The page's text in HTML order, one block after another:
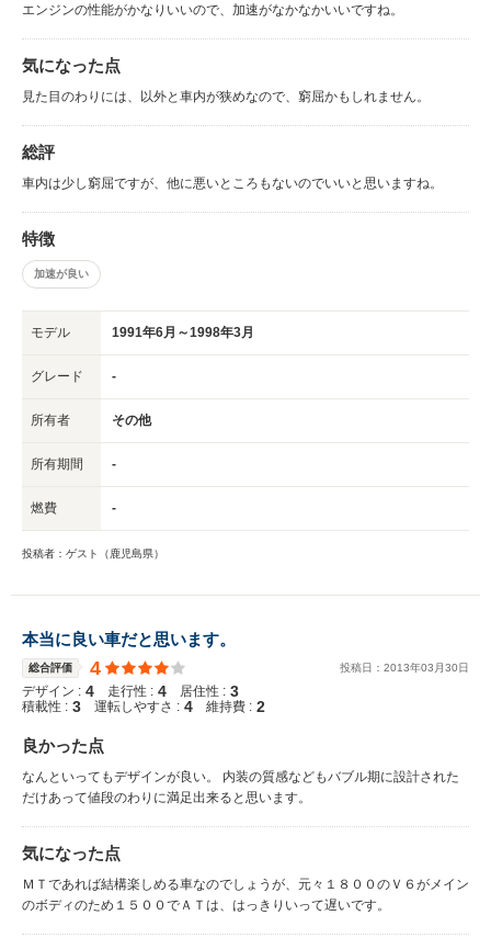
エンジンの性能がかなりいいので、加速がなかなかいいですね。
気になった点
見た目のわりには、以外と車内が狭めなので、窮屈かもしれません。
総評
車内は少し窮屈ですが、他に悪いところもないのでいいと思いますね。
特徴
加速が良い
モデル 1991年6月～1998年3月
グレード -
所有者 その他
所有期間 -
燃費 -
投稿者：ゲスト（鹿児島県）
本当に良い車だと思います。
総合評価 4 投稿日： 2013年03 月30日
デザイン : 4 走行性 : 4 居住性 : 3
積載性 : 3 運転しやすさ : 4 維持費 : 2
良かった点
なんといってもデザインが良い。 内装の質感などもバブル期に設計された
だけあって値段のわりに満足出来ると思います。
気になった点
ＭＴであれば結構楽しめる車なのでしょうが、元々１８００のＶ６がメイン
のボディのため１５００でＡＴは、はっきりいって遅いです。